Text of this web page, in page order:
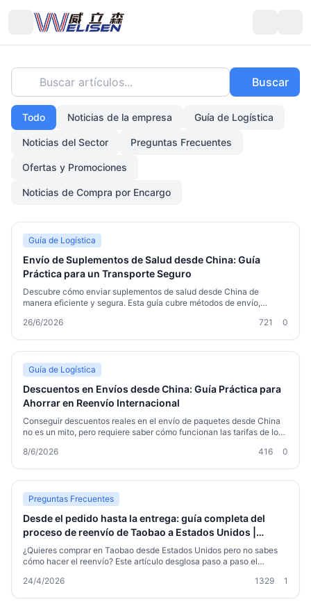
Buscar artículos... Buscar
Todo Noticias de la empresa Guía de Logística
Noticias del Sector Preguntas Frecuentes
Ofertas y Promociones
Noticias de Compra por Encargo
Guía de Logística
Envío de Suplementos de Salud desde China: Guía
Práctica para un Transporte Seguro
Descubre cómo enviar suplementos de salud desde China de
manera eficiente y segura. Esta guía cubre métodos de envío,
servicios de reenvío como Welisen para simplificar la logística
26/6/2026 721 0
Guía de Logística
Descuentos en Envíos desde China: Guía Práctica para
Ahorrar en Reenvío Internacional
Conseguir descuentos reales en el envío de paquetes desde China
no es un mito, pero requiere saber cómo funcionan las tarifas de los
precios por volumen. En esta guía te explicamos qué factores
una comparativa de rutas y consejos prácticos para que tu próximo
8/6/2026 416 0
Preguntas Frecuentes
Desde el pedido hasta la entrega: guía completa del
proceso de reenvío de Taobao a Estados Unidos |
Welisen Logistics
¿Quieres comprar en Taobao desde Estados Unidos pero no sabes
cómo hacer el reenvío? Este artículo desglosa paso a paso el
dirección de reenvío, almacenamiento y empaquetado, elección del
24/4/2026 1329 1